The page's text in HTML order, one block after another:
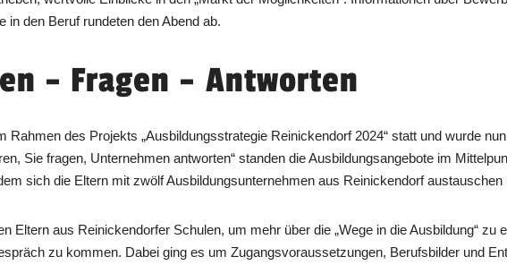
in den Beruf rundeten den Abend ab.
– Fragen – Antworten
Rahmen des Projekts „Ausbildungsstrategie Reinickendorf 2024“ statt und wurde
Sie fragen, Unternehmen antworten“ standen die Ausbildungsangebote im
sich die Eltern mit zwölf Ausbildungsunternehmen aus Reinickendorf austauschen
Eltern aus Reinickendorfer Schulen, um mehr über die „Wege in die Ausbildung“ zu
zu kommen. Dabei ging es um Zugangsvoraussetzungen, Berufsbilder und